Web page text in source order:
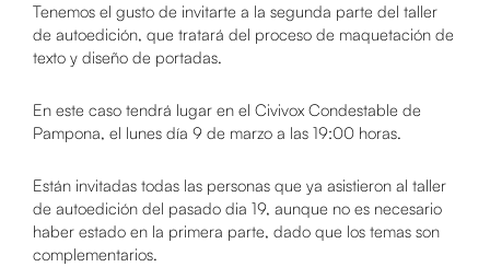
Tenemos el gusto de invitarte a la segunda parte del taller
de autoedición, que tratará del proceso de maquetación de
texto y diseño de portadas.
En este caso tendrá lugar en el Civivox Condestable de
Pampona, el lunes día 9 de marzo a las 19:00 horas.
Están invitadas todas las personas que ya asistieron al taller
de autoedición del pasado dia 19, aunque no es necesario
haber estado en la primera parte, dado que los temas son
complementarios.